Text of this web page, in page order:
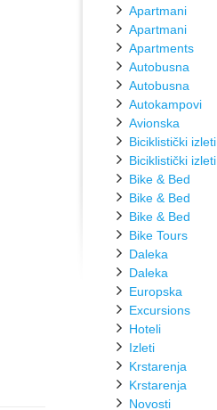
Apartmani
Apartmani
Apartments
Autobusna
Autobusna
Autokampovi
Avionska
Biciklistički izleti
Biciklistički izleti
Bike & Bed
Bike & Bed
Bike & Bed
Bike Tours
Daleka
Daleka
Europska
Excursions
Hoteli
Izleti
Krstarenja
Krstarenja
Novosti